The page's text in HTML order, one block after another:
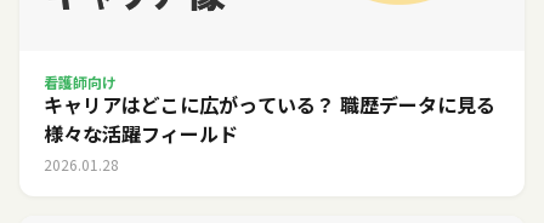
看護師向け
キャリアはどこに広がっている？ 職歴データに見る
様々な活躍フィールド
2026.01.28